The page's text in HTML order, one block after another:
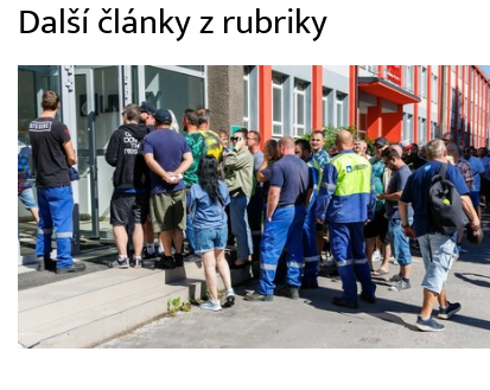
Další články z rubriky